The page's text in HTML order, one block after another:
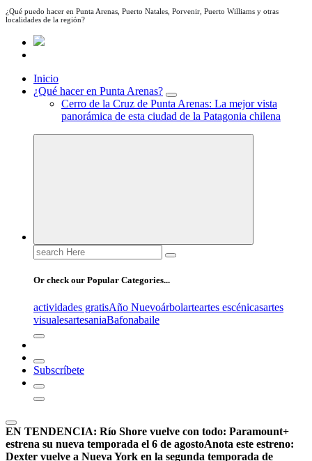
¿Qué puedo hacer en Punta Arenas, Puerto Natales, Porvenir, Puerto Williams y otras
localidades de la región?
Inicio
¿Qué hacer en Punta Arenas?
Cerro de la Cruz de Punta Arenas: La mejor vista
panorámica de esta ciudad de la Patagonia chilena
Search
for:
Or check our Popular Categories...
actividades gratisAño Nuevoárbolarteartes escénicasartes
visualesartesaniaBafonabaile
Subscríbete
EN TENDENCIA: Río Shore vuelve con todo: Paramount+
estrena su nueva temporada el 6 de agostoAnota este estreno:
Dexter vuelve a Nueva York en la segunda temporada de